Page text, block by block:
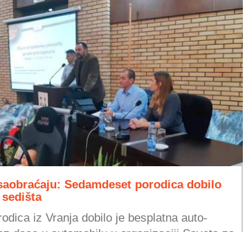
Sedamdeset porodica dobilo
iz Vranja dobilo je besplatna auto-